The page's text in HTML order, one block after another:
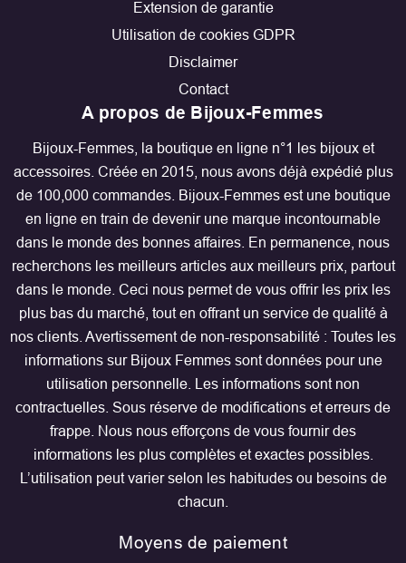
Extension de garantie
Utilisation de cookies GDPR
Disclaimer
Contact
A propos de Bijoux-Femmes
Bijoux-Femmes, la boutique en ligne n°1 les bijoux et
accessoires. Créée en 2015, nous avons déjà expédié plus
de 100,000 commandes. Bijoux-Femmes est une boutique
en ligne en train de devenir une marque incontournable
dans le monde des bonnes affaires. En permanence, nous
recherchons les meilleurs articles aux meilleurs prix, partout
dans le monde. Ceci nous permet de vous offrir les prix les
plus bas du marché, tout en offrant un service de qualité à
nos clients. Avertissement de non-responsabilité : Toutes les
informations sur Bijoux Femmes sont données pour une
utilisation personnelle. Les informations sont non
contractuelles. Sous réserve de modifications et erreurs de
frappe. Nous nous efforçons de vous fournir des
informations les plus complètes et exactes possibles.
L’utilisation peut varier selon les habitudes ou besoins de
chacun.
Moyens de paiement